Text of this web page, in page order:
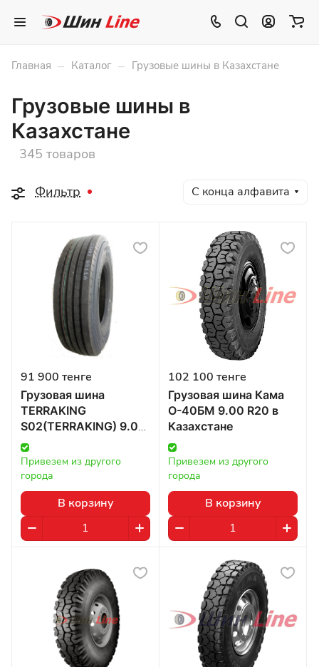
Главная – Каталог – Грузовые шины в Казахстане
Грузовые шины в
Казахстане
345 товаров
Фильтр С конца алфавита
91 900 тенге
Грузовая шина
TERRAKING
S02(TERRAKING) 9.00
R22.5 136/134M в
Казахстане
Привезем из другого
города
В корзину
102 100 тенге
Грузовая шина Кама
О-40БМ 9.00 R20 в
Казахстане
Привезем из другого
города
В корзину